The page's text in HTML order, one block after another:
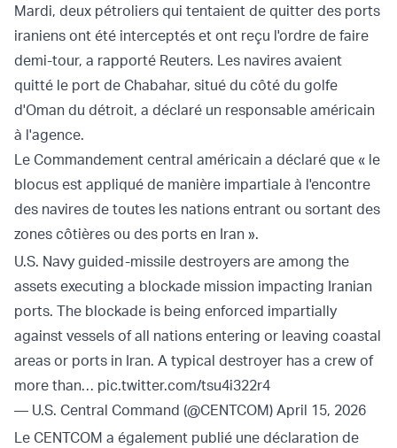
Mardi, deux pétroliers qui tentaient de quitter des ports
iraniens ont été interceptés et ont reçu l'ordre de faire
demi-tour, a rapporté Reuters. Les navires avaient
quitté le port de Chabahar, situé du côté du golfe
d'Oman du détroit, a déclaré un responsable américain
à l'agence.
Le Commandement central américain a déclaré que « le
blocus est appliqué de manière impartiale à l'encontre
des navires de toutes les nations entrant ou sortant des
zones côtières ou des ports en Iran ».
U.S. Navy guided-missile destroyers are among the
assets executing a blockade mission impacting Iranian
ports. The blockade is being enforced impartially
against vessels of all nations entering or leaving coastal
areas or ports in Iran. A typical destroyer has a crew of
more than… pic.twitter.com/tsu4i322r4
— U.S. Central Command (@CENTCOM) April 15, 2026
Le CENTCOM a également publié une déclaration de